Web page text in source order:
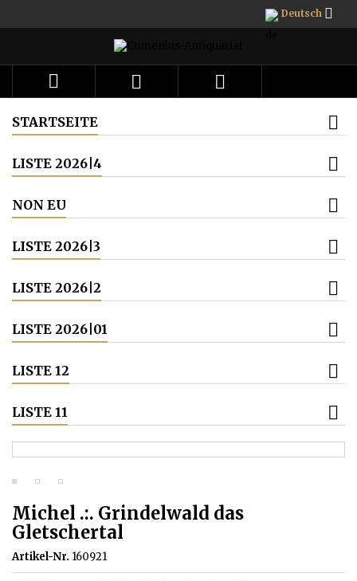
Deutsch 
  
STARTSEITE
LISTE 2026|4
NON EU
LISTE 2026|3
LISTE 2026|2
LISTE 2026|01
LISTE 12
LISTE 11
Michel .:. Grindelwald das
Gletschertal
Artikel-Nr. 160921